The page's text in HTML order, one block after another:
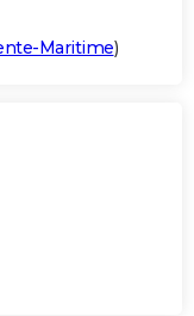
Maritime)